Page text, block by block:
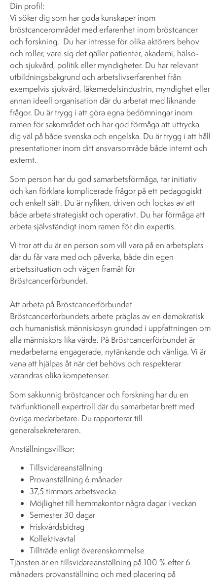
Din profil:
Vi söker dig som har goda kunskaper inom
bröstcancerområdet med erfarenhet inom bröstcancer
och forskning. Du har intresse för olika aktörers behov
och roller, vare sig det gäller patienter, akademi, hälso-
och sjukvård, politik eller myndigheter. Du har relevant
utbildningsbakgrund och arbetslivserfarenhet från
exempelvis sjukvård, läkemedelsindustrin, myndighet eller
annan ideell organisation där du arbetat med liknande
frågor. Du är trygg i att göra egna bedömningar inom
ramen för sakområdet och har god förmåga att uttrycka
dig väl på både svenska och engelska. Du är trygg i att håll
presentationer inom ditt ansvarsområde både internt och
externt.
Som person har du god samarbetsförmåga, tar initiativ
och kan förklara komplicerade frågor på ett pedagogiskt
och enkelt sätt. Du är nyfiken, driven och lockas av att
både arbeta strategiskt och operativt. Du har förmåga att
arbeta självständigt inom ramen för din expertis.
Vi tror att du är en person som vill vara på en arbetsplats
där du får vara med och påverka, både din egen
arbetssituation och vägen framåt för
Bröstcancerförbundet.
Att arbeta på Bröstcancerförbundet
Bröstcancerförbundets arbete präglas av en demokratisk
och humanistisk människosyn grundad i uppfattningen om
alla människors lika värde. På Bröstcancerförbundet är
medarbetarna engagerade, nytänkande och vänliga. Vi är
vana att hjälpas åt när det behövs och respekterar
varandras olika kompetenser.
Som sakkunnig bröstcancer och forskning har du en
tvärfunktionell expertroll där du samarbetar brett med
övriga medarbetare. Du rapporterar till
generalsekreteraren.
Anställningsvillkor:
Tillsvidareanställning
Provanställning 6 månader
37,5 timmars arbetsvecka
Möjlighet till hemmakontor några dagar i veckan
Semester 30 dagar
Friskvårdsbidrag
Kollektivavtal
Tillträde enligt överenskommelse
Tjänsten är en tillsvidareanställning på 100 % efter 6
månaders provanställning och med placering på